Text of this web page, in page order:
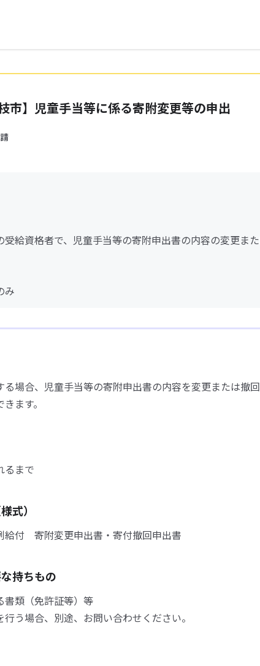
市】児童手当等に係る寄附変更等の申出
受給資格者で、児童手当等の寄附申出書の内容の変更ま
み
る場合、児童手当等の寄附申出書の内容を変更または撤
ます。
るまで
式）
給付 寄附変更申出書・寄付撤回申出書
持ちもの
書類（免許証等）等
う場合、別途、お問い合わせください。